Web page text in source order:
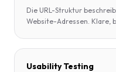
Die URL-Struktur
Website-Adressen. Klare,
Usability Testing